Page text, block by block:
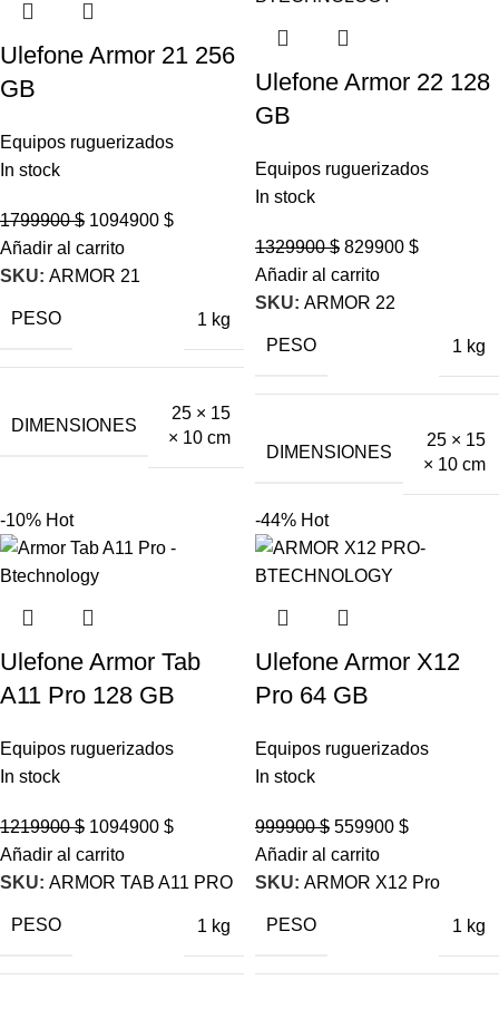
Ulefone Armor 21 256
GB
Equipos ruguerizados
In stock
1799900$ 1094900 $
Añadir al carrito
SKU: ARMOR 21
PESO 1 kg
DIMENSIONES
25 × 15
× 10 cm
Ulefone Armor 22 128
GB
Equipos ruguerizados
In stock
1329900$ 829900 $
Añadir al carrito
SKU: ARMOR 22
PESO 1 kg
DIMENSIONES
25 × 15
× 10 cm
-10% Hot
Ulefone Armor Tab
A11 Pro 128 GB
Equipos ruguerizados
In stock
1219900$ 1094900 $
Añadir al carrito
SKU: ARMOR TAB A11 PRO
PESO 1 kg
-44% Hot
Ulefone Armor X12
Pro 64 GB
Equipos ruguerizados
In stock
999900$ 559900 $
Añadir al carrito
SKU: ARMOR X12 Pro
PESO 1 kg